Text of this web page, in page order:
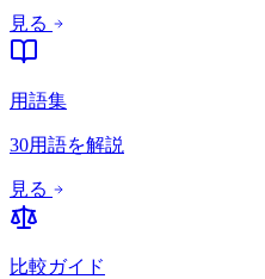
見る
用語集
30用語を解説
見る
比較ガイド